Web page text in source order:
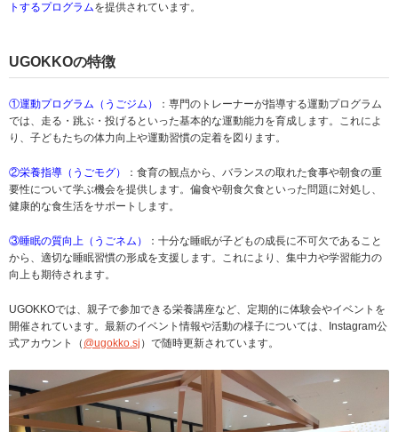
トするプログラムを提供されています。
UGOKKOの特徴
①運動プログラム（うごジム）
：専門のトレーナーが指導する運動プログラム
では、走る・跳ぶ・投げるといった基本的な運動能力を育成します。これによ
り、子どもたちの体力向上や運動習慣の定着を図ります。
②栄養指導（うごモグ）
：食育の観点から、バランスの取れた食事や朝食の重
要性について学ぶ機会を提供します。偏食や朝食欠食といった問題に対処し、
健康的な食生活をサポートします。
③睡眠の質向上（うごネム）
：十分な睡眠が子どもの成長に不可欠であること
から、適切な睡眠習慣の形成を支援します。これにより、集中力や学習能力の
向上も期待されます。
UGOKKOでは、親子で参加できる栄養講座など、定期的に体験会やイベントを
開催されています。最新のイベント情報や活動の様子については、Instagram公
式アカウント（ @ugokko.sj ）で随時更新されています。